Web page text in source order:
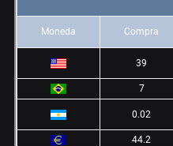
Moneda Compra
39
7
0.02
44.2